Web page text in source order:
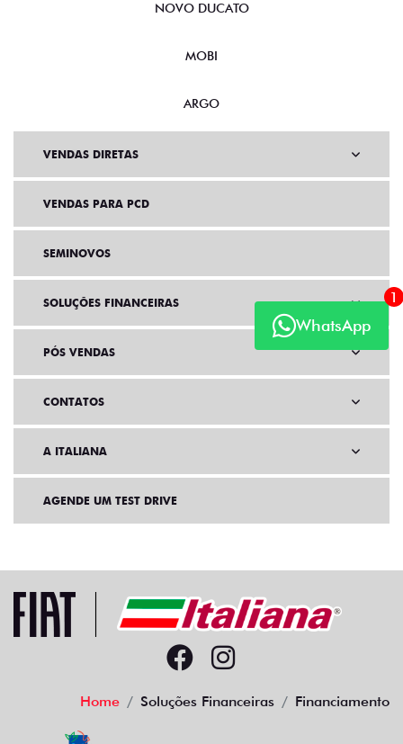
WhatsApp
1
NOVO DUCATO
MOBI
ARGO
VENDAS DIRETAS
VENDAS PARA PCD
SEMINOVOS
SOLUÇÕES FINANCEIRAS
PÓS VENDAS
CONTATOS
A ITALIANA
AGENDE UM TEST DRIVE
Home Soluções Financeiras Financiamento